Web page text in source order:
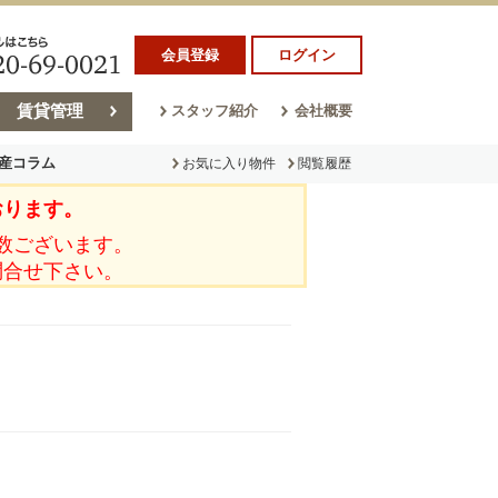
会員登録 ログイン
賃貸管理 スタッフ紹介 会社概要
コラム
ム
お気に入り物件 閲覧履歴
ます。
ざいます。
せ下さい。